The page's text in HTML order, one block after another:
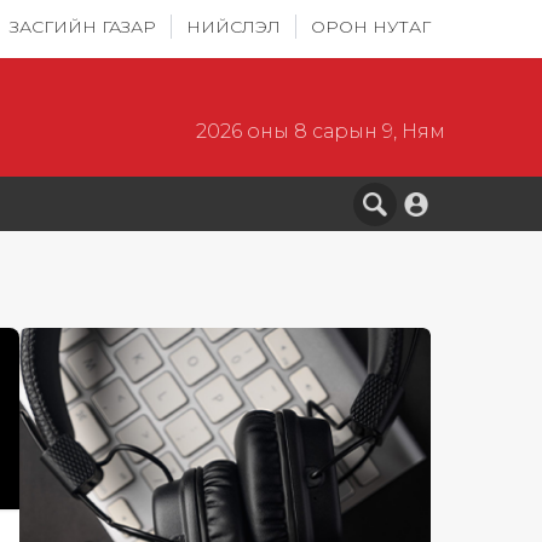
ЗАСГИЙН ГАЗАР НИЙСЛЭЛ ОРОН НУТАГ
2026 оны 8 сарын 9, Ням